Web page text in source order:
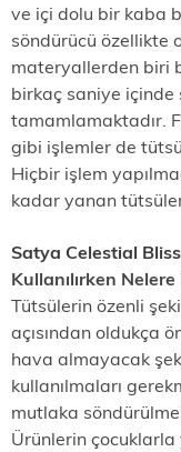
ve içi dolu bir kaba
söndürücü özellikte
materyallerden biri
birkaç saniye içinde
tamamlamaktadır.
gibi işlemler de
Hiçbir işlem
kadar yanan
Satya Celestial
Kullanılırken
Tütsülerin özenli
açısından oldukça
hava almayacak
kullanılmaları
mutlaka
Ürünlerin çocuklarla